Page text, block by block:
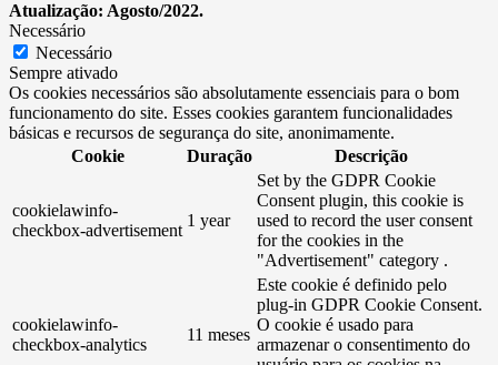
Atualização: Agosto/2022.
Necessário
Necessário
Sempre ativado
Os cookies necessários são absolutamente essenciais para o bom
funcionamento do site. Esses cookies garantem funcionalidades
básicas e recursos de segurança do site, anonimamente.
Cookie
Duração Descrição
cookielawinfo-
checkbox-advertisement
1 year
Set by the GDPR Cookie
Consent plugin, this cookie is
used to record the user consent
for the cookies in the
"Advertisement" category .
cookielawinfo-
checkbox-analytics
11 meses
Este cookie é definido pelo
plug-in GDPR Cookie Consent.
O cookie é usado para
armazenar o consentimento do